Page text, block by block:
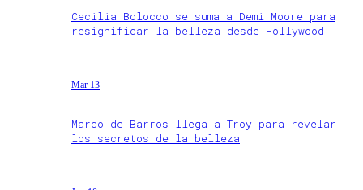
Cecilia Bolocco se suma a Demi Moore para
resignificar la belleza desde Hollywood
Mar 13
Marco de Barros llega a Troy para revelar
los secretos de la belleza